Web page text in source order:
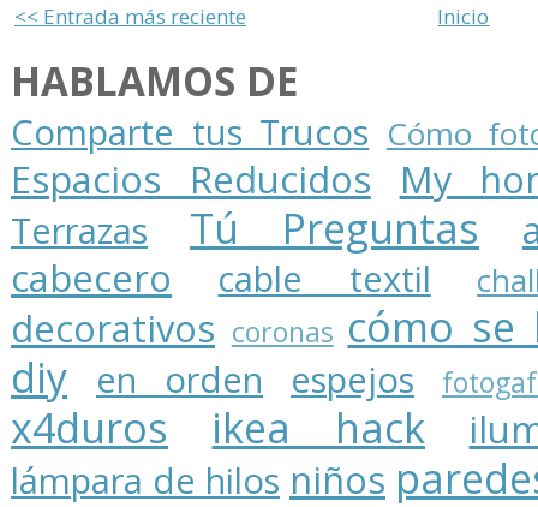
<< Entrada más reciente Inicio
HABLAMOS DE
Comparte tus Trucos Cómo
Espacios Reducidos My
Terrazas Tú Preguntas
cabecero
cable textil
decorativos coronas cómo se
diy
en orden espejos
x4duros ikea hack
lámpara de hilos niños